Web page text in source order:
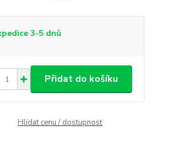
3-5 dnů
Přidat do košíku
Hlídat cenu / dostupnost